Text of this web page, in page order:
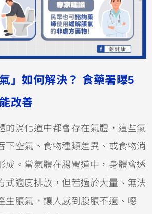
」如何解決？ 食藥署曝5
改善
的消化道中都會存在氣體，這些氣
下空氣、食物種類差異、或食物消
成。當氣體在腸胃道中，身體會透
式適度排放，但若過於大量、無法
生脹氣，讓人感到腹脹不適、噁